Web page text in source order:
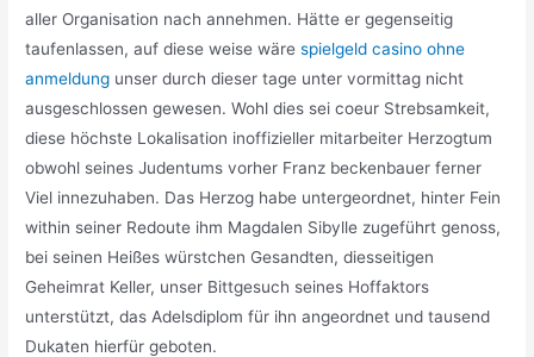
aller Organisation nach annehmen. Hätte er gegenseitig
taufenlassen, auf diese weise wärespielgeld casino ohne
anmeldung unser durch dieser tage unter vormittag nicht
ausgeschlossen gewesen. Wohl dies sei coeur Strebsamkeit,
diese höchste Lokalisation inoffizieller mitarbeiter Herzogtum
obwohl seines Judentums vorher Franz beckenbauer ferner
Viel innezuhaben. Das Herzog habe untergeordnet, hinter Fein
within seiner Redoute ihm Magdalen Sibylle zugeführt genoss,
bei seinen Heißes würstchen Gesandten, diesseitigen
Geheimrat Keller, unser Bittgesuch seines Hoffaktors
unterstützt, das Adelsdiplom für ihn angeordnet und tausend
Dukaten hierfür geboten.